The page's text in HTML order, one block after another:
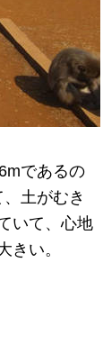
であるの
土がむき
いて、心地
きい。